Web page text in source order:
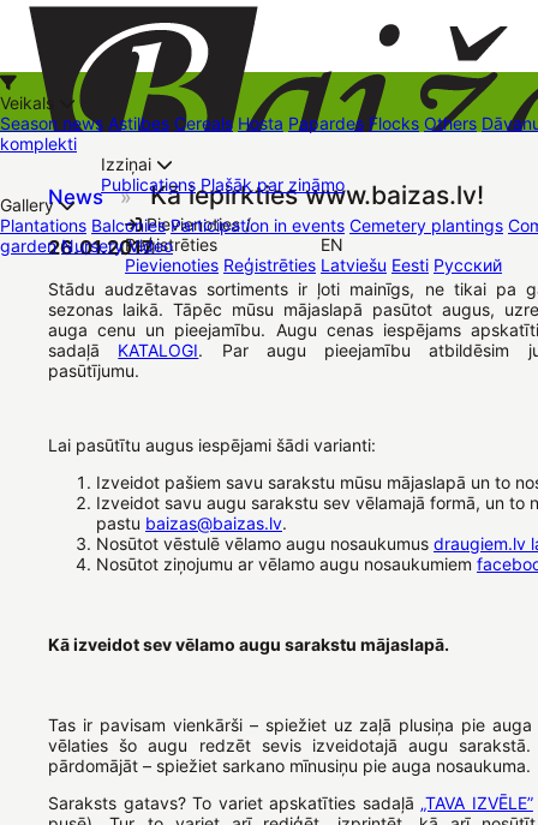
+37126545879 baizas@baizas.lv
Pievienoties /
Reģistrēties
Pievienoties Reģistrēties
EN
Latviešu Eesti Русский
Veikals
Season news Astilbes Cereals Hosta Papardes Flocks Others
komplekti
Kā iepirkties
Izziņai
Publications Plašāk par zināmo
Gallery
Plantations Balconies Participation in events Cemetery plantings
garden Nursery Video
Contacts Dāvanu kartes Augu komplekti
News » Kā iepirkties www.baizas.lv!
26.01.2017
Stādu audzētavas sortiments ir ļoti mainīgs, ne tikai pa
sezonas laikā. Tāpēc mūsu mājaslapā pasūtot augus,
auga cenu un pieejamību. Augu cenas iespējams
sadaļā KATALOGI. Par augu pieejamību atbildēsim
pasūtījumu.
Lai pasūtītu augus iespējami šādi varianti:
Izveidot pašiem savu sarakstu mūsu mājaslapā un to
Izveidot savu augu sarakstu sev vēlamajā formā, un to
pastu baizas@baizas.lv.
Nosūtot vēstulē vēlamo augu nosaukumus draugiem.lv
Nosūtot ziņojumu ar vēlamo augu nosaukumiem
Kā izveidot sev vēlamo augu sarakstu mājaslapā.
Tas ir pavisam vienkārši – spiežiet uz zaļā plusiņa pie auga
vēlaties šo augu redzēt sevis izveidotajā augu
pārdomājāt – spiežiet sarkano mīnusiņu pie auga nosaukuma.
Saraksts gatavs? To variet apskatīties sadaļā „TAVA IZVĒLE”